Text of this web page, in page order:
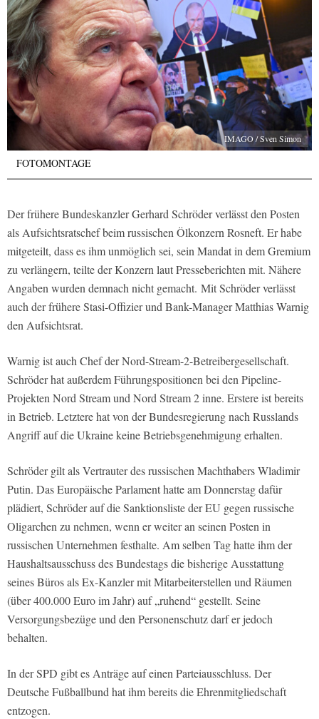
IMAGO / Sven Simon
FOTOMONTAGE
Der frühere Bundeskanzler Gerhard Schröder verlässt den Posten
als Aufsichtsratschef beim russischen Ölkonzern Rosneft. Er habe
mitgeteilt, dass es ihm unmöglich sei, sein Mandat in dem Gremium
zu verlängern, teilte der Konzern laut Presseberichten mit. Nähere
Angaben wurden demnach nicht gemacht. Mit Schröder verlässt
auch der frühere Stasi-Offizier und Bank-Manager Matthias Warnig
den Aufsichtsrat.
Warnig ist auch Chef der Nord-Stream-2-Betreibergesellschaft.
Schröder hat außerdem Führungspositionen bei den Pipeline-
Projekten Nord Stream und Nord Stream 2 inne. Erstere ist bereits
in Betrieb. Letztere hat von der Bundesregierung nach Russlands
Angriff auf die Ukraine keine Betriebsgenehmigung erhalten.
Schröder gilt als Vertrauter des russischen Machthabers Wladimir
Putin. Das Europäische Parlament hatte am Donnerstag dafür
plädiert, Schröder auf die Sanktionsliste der EU gegen russische
Oligarchen zu nehmen, wenn er weiter an seinen Posten in
russischen Unternehmen festhalte. Am selben Tag hatte ihm der
Haushaltsausschuss des Bundestags die bisherige Ausstattung
seines Büros als Ex-Kanzler mit Mitarbeiterstellen und Räumen
(über 400.000 Euro im Jahr) auf „ruhend“ gestellt. Seine
Versorgungsbezüge und den Personenschutz darf er jedoch
behalten.
In der SPD gibt es Anträge auf einen Parteiausschluss. Der
Deutsche Fußballbund hat ihm bereits die Ehrenmitgliedschaft
entzogen.